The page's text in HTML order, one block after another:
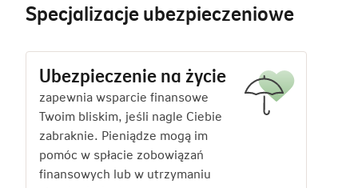
Specjalizacje ubezpieczeniowe
Ubezpieczenie na życie
zapewnia wsparcie finansowe
Twoim bliskim, jeśli nagle Ciebie
zabraknie. Pieniądze mogą im
pomóc w spłacie zobowiązań
finansowych lub w utrzymaniu